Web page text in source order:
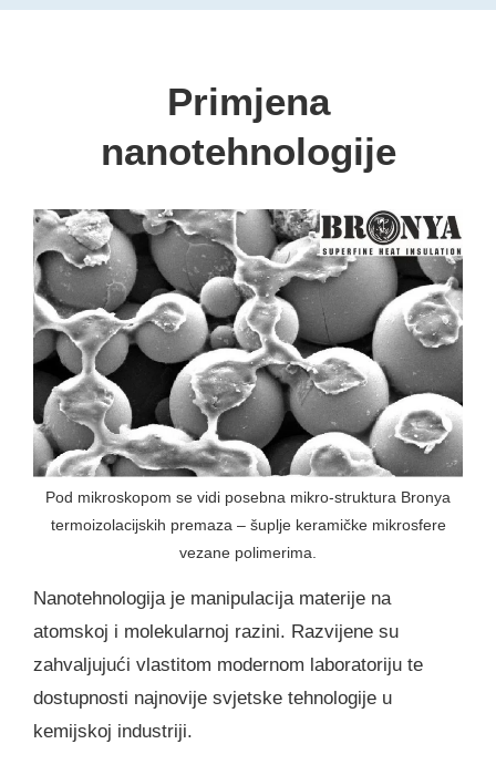
Primjena
nanotehnologije
Pod mikroskopom se vidi posebna mikro-struktura Bronya
termoizolacijskih premaza – šuplje keramičke mikrosfere
vezane polimerima.
Nanotehnologija je manipulacija materije na
atomskoj i molekularnoj razini. Razvijene su
zahvaljujući vlastitom modernom laboratoriju te
dostupnosti najnovije svjetske tehnologije u
kemijskoj industriji.